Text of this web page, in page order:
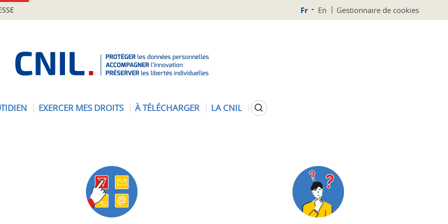
Fr En Gestionnaire de cookies
EXERCER MES DROITS À TÉLÉCHARGER LA CNIL Rechercher